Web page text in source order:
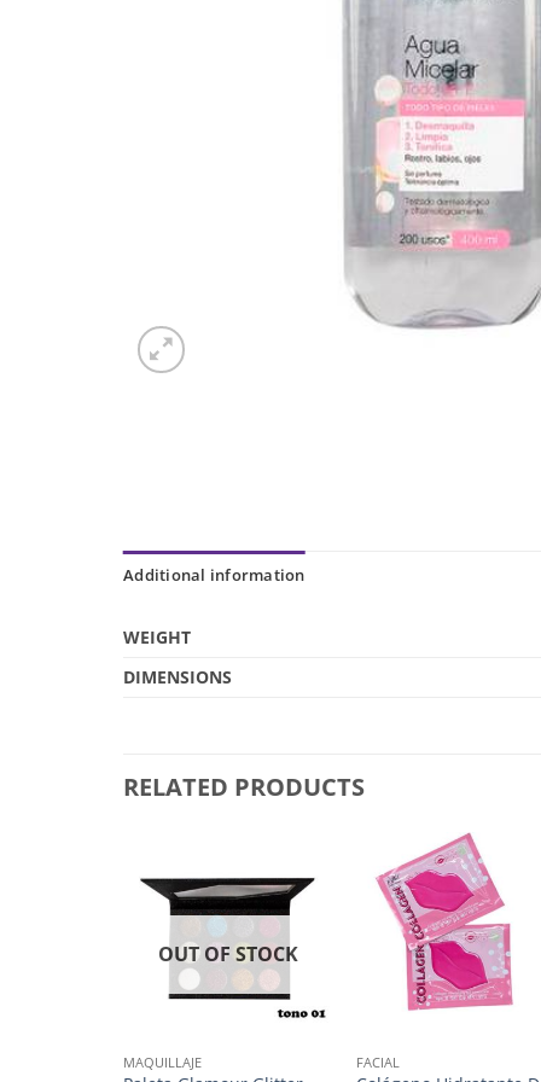
Additional information
WEIGHT
DIMENSIONS
RELATED PRODUCTS
OUT OF STOCK
MAQUILLAJE FACIAL